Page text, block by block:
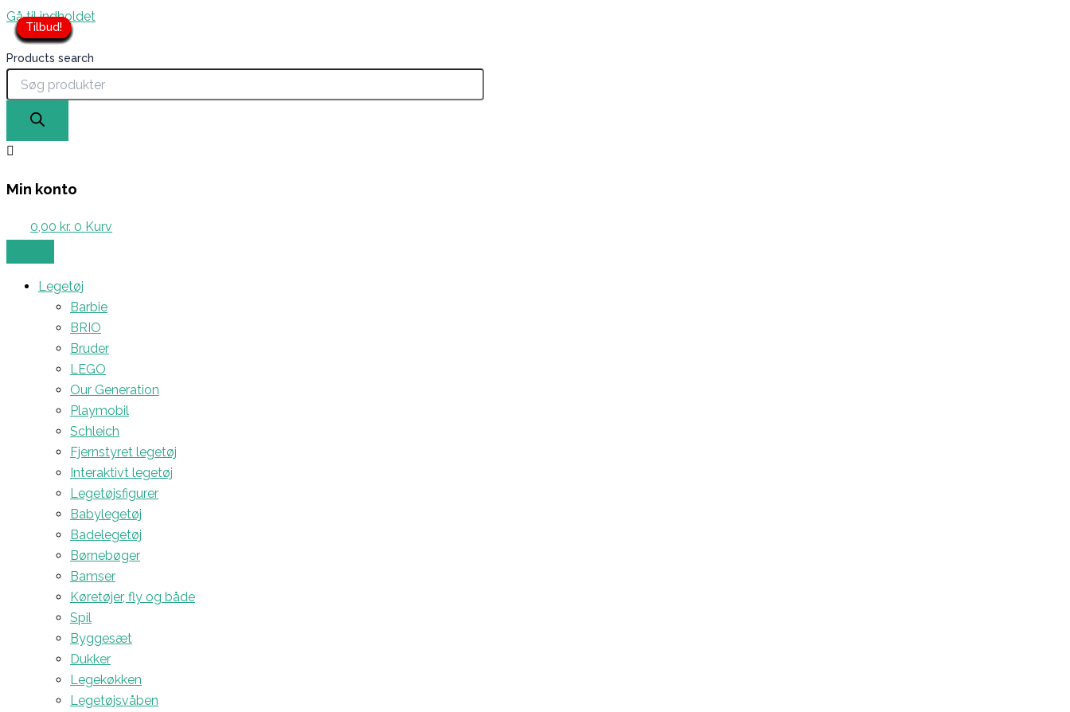
Gå til indholdet
Products search
Min konto
0,00 kr. 0 Kurv
Legetøj
Barbie
BRIO
Bruder
LEGO
Our Generation
Playmobil
Schleich
Fjernstyret legetøj
Interaktivt legetøj
Legetøjsfigurer
Babylegetøj
Badelegetøj
Børnebøger
Bamser
Køretøjer, fly og både
Spil
Byggesæt
Dukker
Legekøkken
Legetøjsvåben
Tilbud!
Tilbud!
Tilbud!
Tilbud!
Tilbud!
Tilbud!
Tilbud!
Tilbud!
Tilbud!
Tilbud!
Tilbud!
Tilbud!
Tilbud!
Tilbud!
Tilbud!
Tilbud!
Tilbud!
Tilbud!
Tilbud!
Tilbud!
Tilbud!